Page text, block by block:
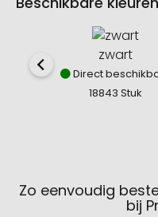
zwart
Direct
18843 Stuk
Zo eenvoudig
bij